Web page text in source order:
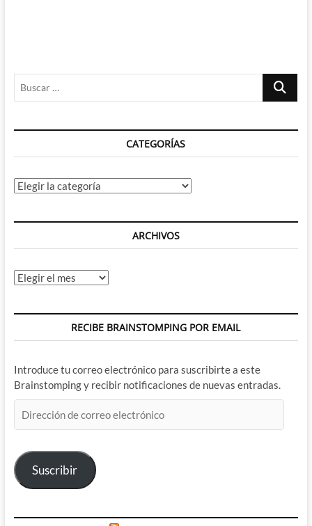
Buscar
CATEGORÍAS
Categorías
ARCHIVOS
Archivos
RECIBE BRAINSTOMPING POR EMAIL
Introduce tu correo electrónico para suscribirte a este
Brainstomping y recibir notificaciones de nuevas entradas.
de
electrónico
Suscribir